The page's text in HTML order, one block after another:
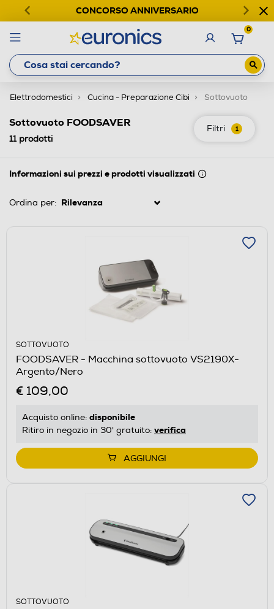
CONCORSO ANNIVERSARIO
0
Elettrodomestici Cucina - Preparazione Cibi Sottovuoto
Filtri 1
Sottovuoto FOODSAVER
11prodotti
Informazioni sui prezzi e prodotti visualizzati
Ordina per:
SOTTOVUOTO
FOODSAVER - Macchina sottovuoto VS2190X-
Argento/Nero
€ 109,00
Acquisto online: disponibile
Ritiro in negozio in 30' gratuito: verifica
AGGIUNGI
SOTTOVUOTO